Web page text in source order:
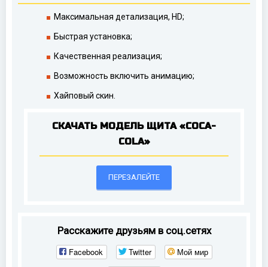
Максимальная детализация, HD;
Быстрая установка;
Качественная реализация;
Возможность включить анимацию;
Хайповый скин.
СКАЧАТЬ МОДЕЛЬ ЩИТА «COCA-
COLA»
ПЕРЕЗАЛЕЙТЕ
Расскажите друзьям в соц.сетях
Facebook Twitter
Мой мир